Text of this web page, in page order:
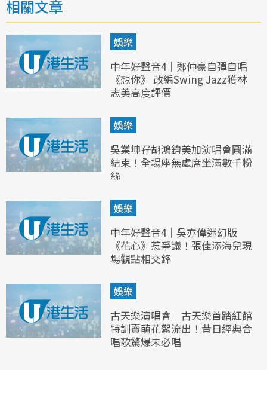
相關文章
娛樂
中年好聲音4｜鄭仲豪自彈自唱
《想你》 改編Swing Jazz獲林
志美高度評價
娛樂
吳業坤孖胡鴻鈞美加演唱會圓滿
結束！全場座無虛席坐滿數千粉
絲
娛樂
中年好聲音4｜吳亦偉迷幻版
《花心》惹爭議！張佳添海兒現
場觀點相交鋒
娛樂
古天樂演唱會｜古天樂首踏紅館
特訓賣萌花絮流出！昔日經典合
唱歌驚爆未必唱